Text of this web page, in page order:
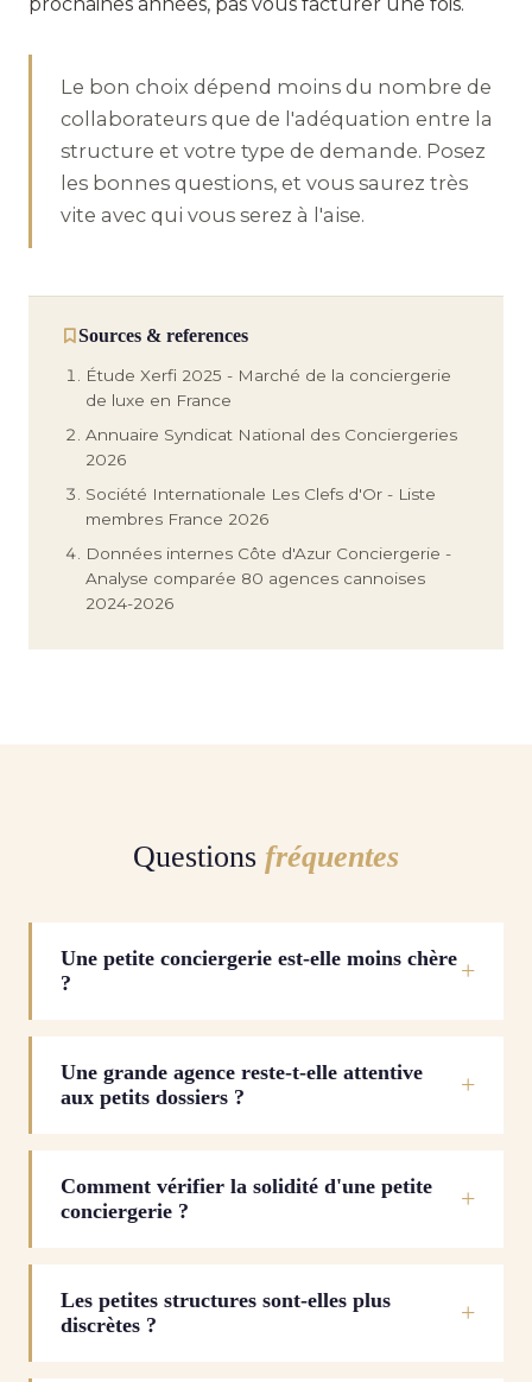
Le bon choix dépend moins du nombre de
collaborateurs que de l'adéquation entre la
structure et votre type de demande. Posez
les bonnes questions, et vous saurez très
vite avec qui vous serez à l'aise.
Sources & references
Étude Xerfi 2025 - Marché de la conciergerie
de luxe en France
Annuaire Syndicat National des Conciergeries
2026
Société Internationale Les Clefs d'Or - Liste
membres France 2026
Données internes Côte d'Azur Conciergerie -
Analyse comparée 80 agences cannoises
2024-2026
Questions fréquentes
Une petite conciergerie est-elle moins chère
?
Une grande agence reste-t-elle attentive
aux petits dossiers ?
Comment vérifier la solidité d'une petite
conciergerie ?
Les petites structures sont-elles plus
discrètes ?